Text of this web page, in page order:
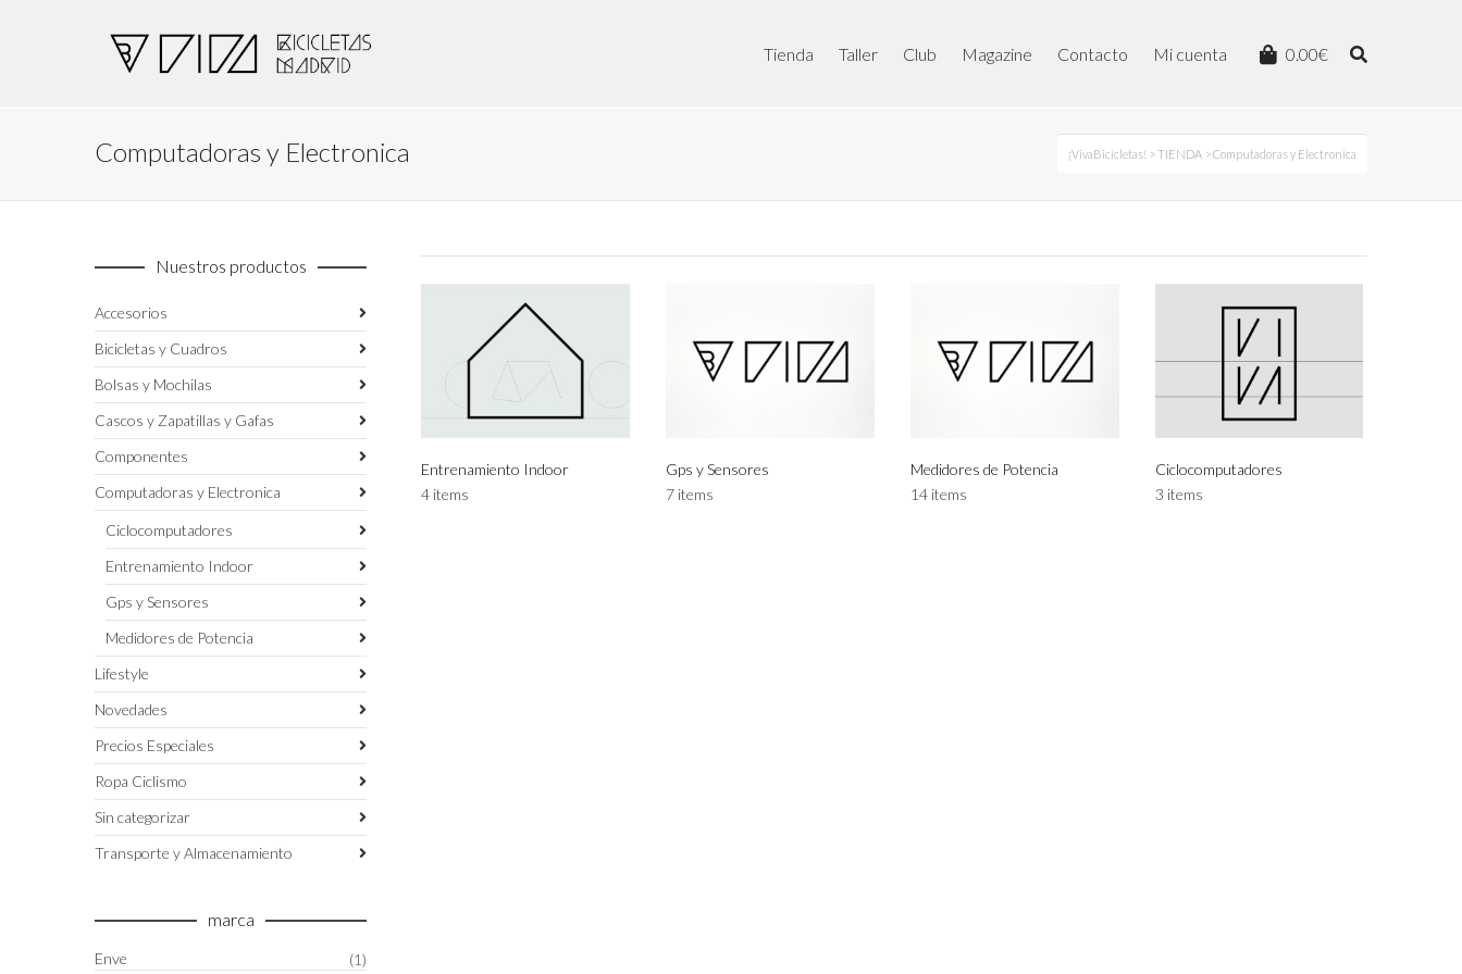
0.00€
Tienda Taller Club Magazine Contacto Mi cuenta
Computadoras y Electronica ¡VivaBicicletas! >TIENDA > Computadoras y Electronica
Entrenamiento Indoor
4 items
Gps y Sensores
7 items
Medidores de Potencia
14 items
Ciclocomputadores
3 items
Nuestros productos
Accesorios
Bicicletas y Cuadros
Bolsas y Mochilas
Cascos y Zapatillas y Gafas
Componentes
Computadoras y Electronica
Ciclocomputadores
Entrenamiento Indoor
Gps y Sensores
Medidores de Potencia
Lifestyle
Novedades
Precios Especiales
Ropa Ciclismo
Sin categorizar
Transporte y Almacenamiento
marca
Enve
(1)